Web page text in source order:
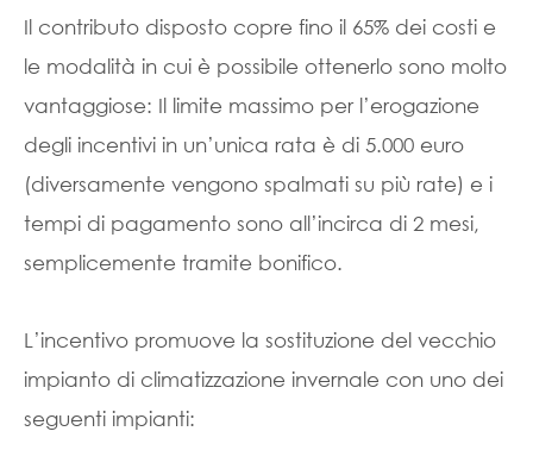
Il contributo disposto copre fino il 65% dei costi e
le modalità in cui è possibile ottenerlo sono molto
vantaggiose: Il limite massimo per l’erogazione
degli incentivi in un’unica rata è di 5.000 euro
(diversamente vengono spalmati su più rate) e i
tempi di pagamento sono all’incirca di 2 mesi,
semplicemente tramite bonifico.
L’incentivo promuove la sostituzione del vecchio
impianto di climatizzazione invernale con uno dei
seguenti impianti: